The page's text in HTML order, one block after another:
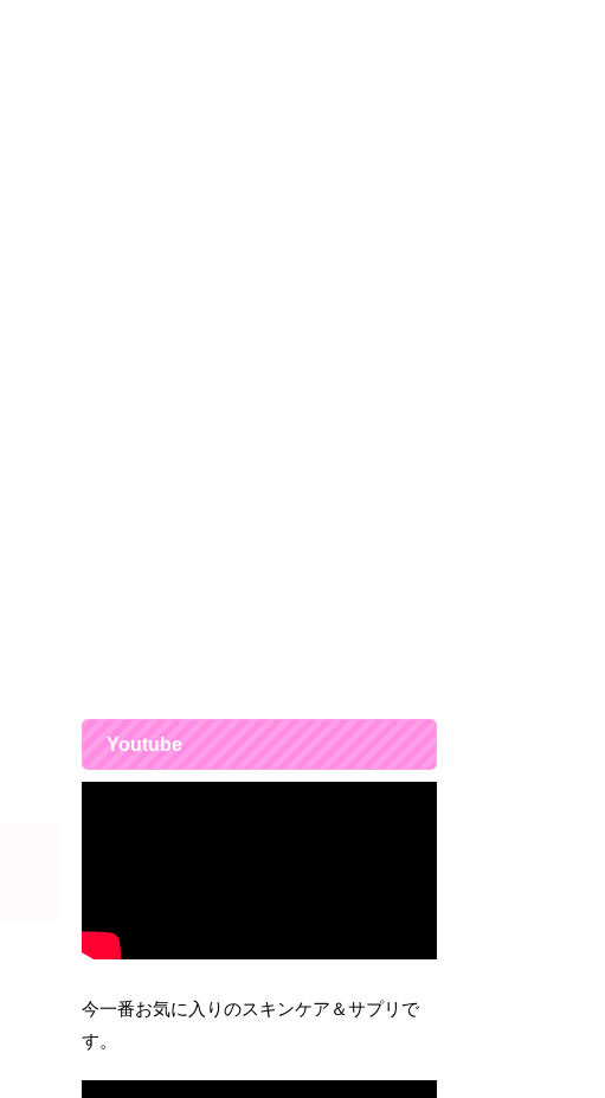
Youtube
今一番お気に入りのスキンケア＆サプリで
す。